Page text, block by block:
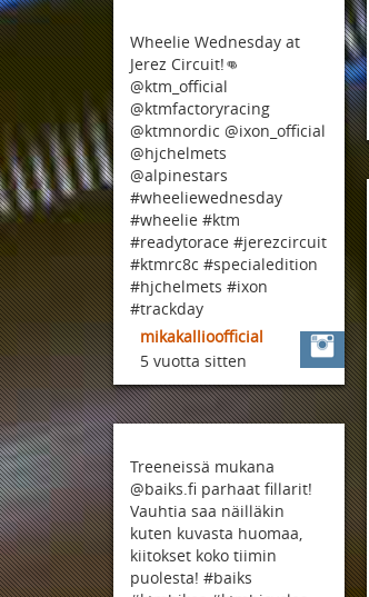
Wheelie Wednesday at
Jerez Circuit!👊
@ktm_official
@ktmfactoryracing
@ktmnordic @ixon_official
@hjchelmets
@alpinestars
#wheeliewednesday
#wheelie #ktm
#readytorace #jerezcircuit
#ktmrc8c #specialedition
#hjchelmets #ixon
#trackday
mikakallioofficial
5 vuotta sitten
Treeneissä mukana
@baiks.fi parhaat fillarit!
Vauhtia saa näilläkin
kuten kuvasta huomaa,
kiitokset koko tiimin
puolesta! #baiks